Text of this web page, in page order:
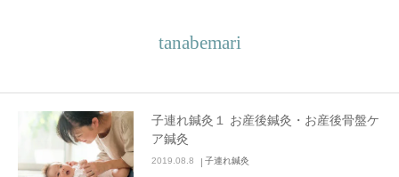
tanabemari
子連れ鍼灸１ お産後鍼灸・お産後骨盤ケ
ア鍼灸
2019.08.8 子連れ鍼灸